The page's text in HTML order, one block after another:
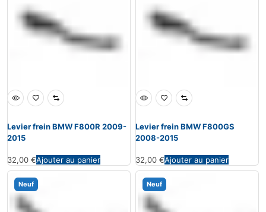
Levier frein BMW F800R 2009-
2015
32,00 €Ajouter au panier
Levier frein BMW F800GS
2008-2015
32,00 €Ajouter au panier
Neuf Neuf